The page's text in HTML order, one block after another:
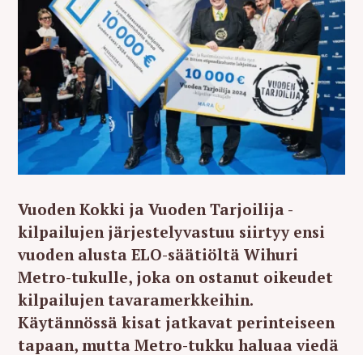
Vuoden Kokki ja Vuoden Tarjoilija -
kilpailujen järjestelyvastuu siirtyy ensi
vuoden alusta ELO-säätiöltä Wihuri
Metro-tukulle, joka on ostanut oikeudet
kilpailujen tavaramerkkeihin.
Käytännössä kisat jatkavat perinteiseen
tapaan, mutta Metro-tukku haluaa viedä